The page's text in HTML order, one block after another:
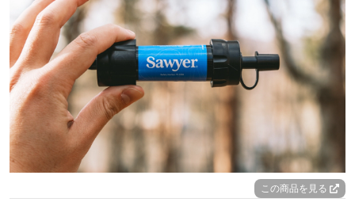
この商品を見る